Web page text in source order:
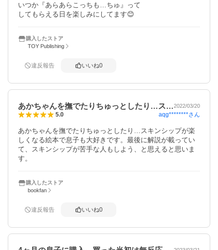
いつか『あらあらこっちも…ちゅ』って
してもらえる日を楽しみにしてます😊
購入したストア
TOY Publishing
違反報告 いいね0
あかちゃんを撫でたりちゅっとしたり…ス…2022/03/20
5.0 aqg********さん
あかちゃんを撫でたりちゅっとしたり…スキンシップが楽
しくなる絵本で息子も大好きです。最後に解説が載ってい
て、スキンシップが苦手な人もしよう、と思えると思いま
す。
購入したストア
bookfan
違反報告 いいね0